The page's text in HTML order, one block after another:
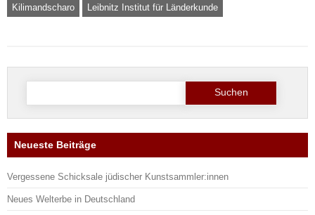
Kilimandscharo
Leibnitz Institut für Länderkunde
Suche
Neueste Beiträge
Vergessene Schicksale jüdischer Kunstsammler:innen
Neues Welterbe in Deutschland